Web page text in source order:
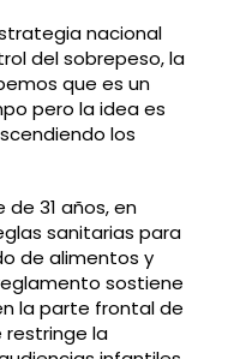
nacional
del sobrepeso, la
que es un
pero la idea es
los
31 años, en
sanitarias para
de alimentos y
sostiene
la parte frontal de
restringe la